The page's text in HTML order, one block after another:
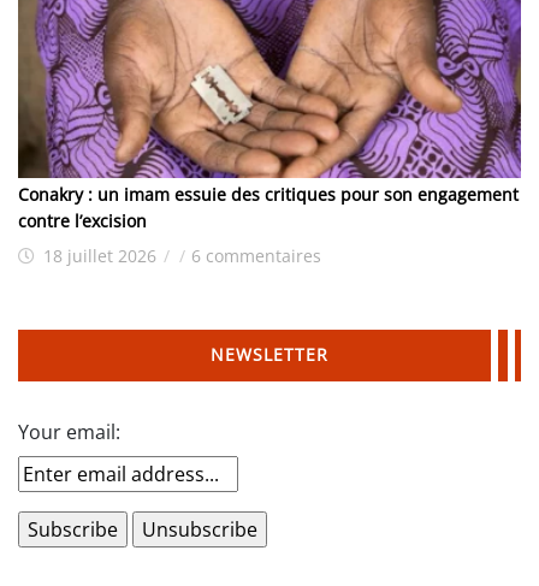
Conakry : un imam essuie des critiques pour son engagement
contre l’excision
18 juillet 2026 / / 6 commentaires
NEWSLETTER
Your email: